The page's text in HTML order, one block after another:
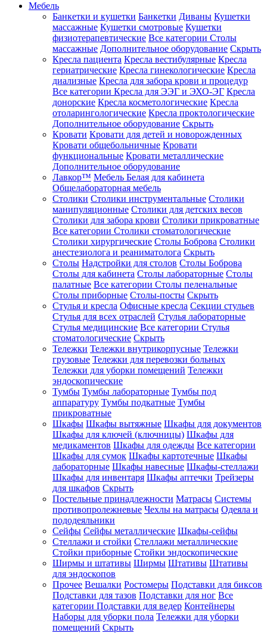
Мебель
Банкетки и кушетки Банкетки Диваны Кушетки
массажные Кушетки смотровые Кушетки
физиотерапевтические Все категории Столы
массажные Дополнительное оборудование Скрыть
Кресла пациента Кресла вестибулярные Кресла
гериатрические Кресла гинекологические Кресла
диализные Кресла для забора крови и процедур
Все категории Кресла для ЭЭГ и ЭХО-ЭГ Кресла
донорские Кресла косметологические Кресла
отоларингологические Кресла проктологические
Дополнительное оборудование Скрыть
Кровати Кровати для детей и новорожденных
Кровати общебольничные Кровати
функциональные Кровати металлические
Дополнительное оборудование
Лавкор™ Мебель Белая для кабинета
Общелабораторная мебель
Столики Столики инструментальные Столики
манипуляционные Столики для детских весов
Столики для забора крови Столики прикроватные
Все категории Столики стоматологические
Столики хирургические Столы Боброва Столики
анестезиолога и реаниматолога Скрыть
Столы Надстройки для столов Столы Боброва
Столы для кабинета Столы лабораторные Столы
палатные Все категории Столы пеленальные
Столы приборные Столы-посты Скрыть
Стулья и кресла Офисные кресла Секции стульев
Стулья для всех отраслей Стулья лабораторные
Стулья медицинские Все категории Стулья
стоматологические Скрыть
Тележки Тележки внутрикорпусные Тележки
грузовые Тележки для перевозки больных
Тележки для уборки помещений Тележки
эндоскопические
Тумбы Тумбы лабораторные Тумбы под
аппаратуру Тумбы подкатные Тумбы
прикроватные
Шкафы Шкафы вытяжные Шкафы для документов
Шкафы для ключей (ключницы) Шкафы для
медикаментов Шкафы для одежды Все категории
Шкафы для сумок Шкафы картотечные Шкафы
лабораторные Шкафы навесные Шкафы-стеллажи
Шкафы для инвентаря Шкафы аптечки Трейзеры
для шкафов Скрыть
Постельные принадлежности Матрасы Системы
противопролежневые Чехлы на матрасы Одеяла и
пододеяльники
Сейфы Сейфы металлические Шкафы-сейфы
Стеллажи и стойки Стеллажи металлические
Стойки приборные Стойки эндоскопические
Ширмы и штативы Ширмы Штативы Штативы
для эндоскопов
Прочее Вешалки Ростомеры Подставки для биксов
Подставки для тазов Подставки для ног Все
категории Подставки для ведер Контейнеры
Наборы для уборки пола Тележки для уборки
помещений Скрыть